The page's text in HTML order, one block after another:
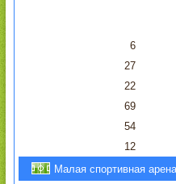
6
27
22
69
54
12
Малая спортивная